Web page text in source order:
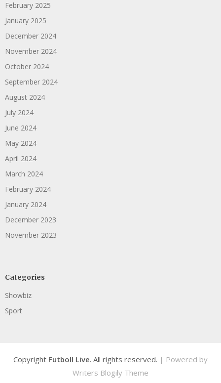
February 2025
January 2025
December 2024
November 2024
October 2024
September 2024
August 2024
July 2024
June 2024
May 2024
April 2024
March 2024
February 2024
January 2024
December 2023
November 2023
Categories
Showbiz
Sport
Copyright Futboll Live. All rights reserved. | Powered by
Writers Blogily Theme